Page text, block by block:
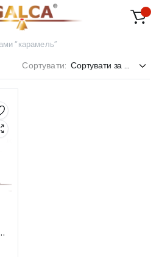
“карамель”
Сортувати: